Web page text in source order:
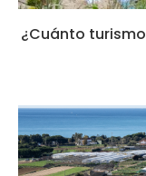
¿Cuánto